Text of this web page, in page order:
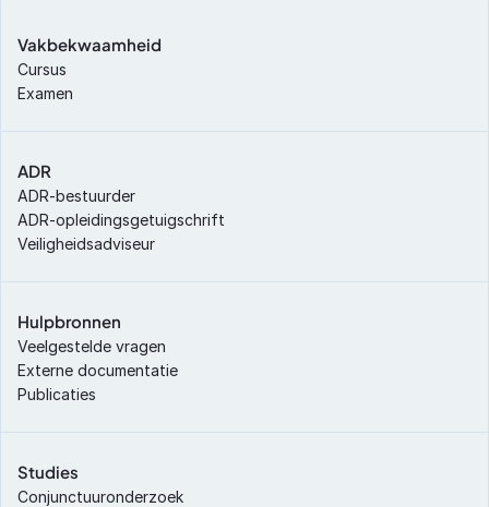
Vakbekwaamheid
Cursus
Examen
ADR
ADR-bestuurder
ADR-opleidingsgetuigschrift
Veiligheidsadviseur
Hulpbronnen
Veelgestelde vragen
Externe documentatie
Publicaties
Studies
Conjunctuuronderzoek